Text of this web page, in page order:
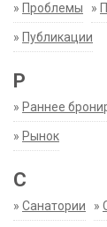
» Проблемы »
» Публикации
Р
» Раннее
» Рынок
С
» Санатории »